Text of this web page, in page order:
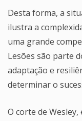
Desta forma, a
ilustra a
uma grande
Lesões são parte
adaptação e
determinar o
O corte de